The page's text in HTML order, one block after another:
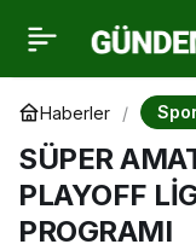
Haberler
SÜPER
PLAYOFF
PROGRAMI
SÜPER AMATÖR
HÜSEYİN
PLAYOFF LİGİ 20 NİSAN
7 . HAFTA